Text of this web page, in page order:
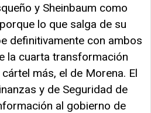
y Sheinbaum como
lo que salga de su
definitivamente con ambos
la cuarta transformación
más, el de Morena. El
y de Seguridad de
al gobierno de